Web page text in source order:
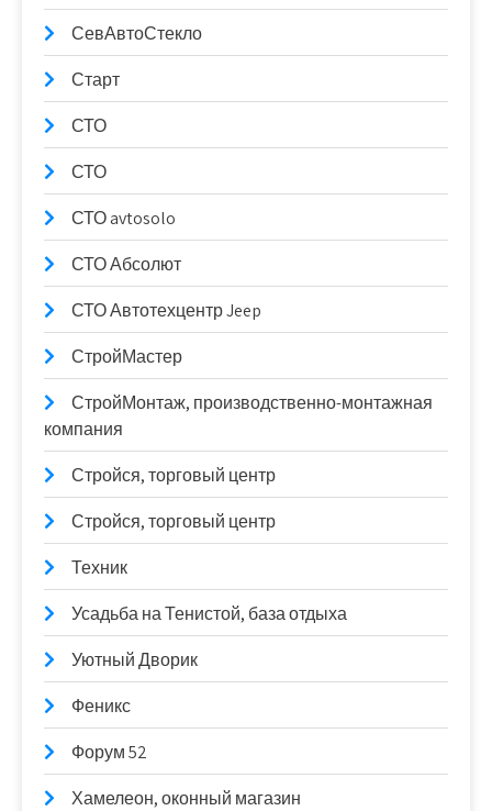
СевАвтоСтекло
Старт
СТО
СТО
СТО avtosolo
СТО Абсолют
СТО Автотехцентр Jeep
СтройМастер
СтройМонтаж, производственно-монтажная
компания
Стройся, торговый центр
Стройся, торговый центр
Техник
Усадьба на Тенистой, база отдыха
Уютный Дворик
Феникс
Форум 52
Хамелеон, оконный магазин